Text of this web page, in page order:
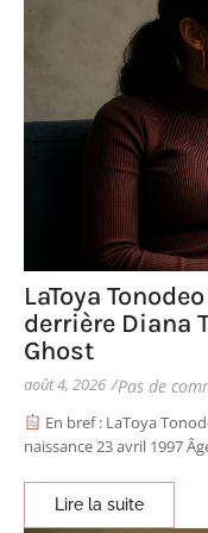
LaToya
derrière Diana
Ghost
août 4, 2026 /Pas de
En bref : LaToya
naissance 23 avril 1997
Lire la suite